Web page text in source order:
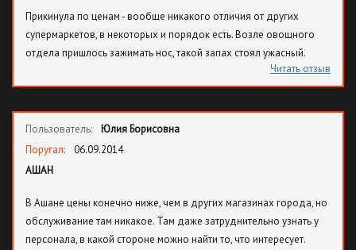
Прикинула по ценам - вообще никакого отличия от других
супермаркетов, в некоторых и порядок есть. Возле овощного
отдела пришлось зажимать нос, такой запах стоял ужасный.
Читать отзыв
Пользователь:
Юлия Борисовна
Поругал:
06.09.2014
АШАН
В Ашане цены конечно ниже, чем в других магазинах города, но
обслуживание там никакое. Там даже затруднительно узнать у
персонала, в какой стороне можно найти то, что интересует.